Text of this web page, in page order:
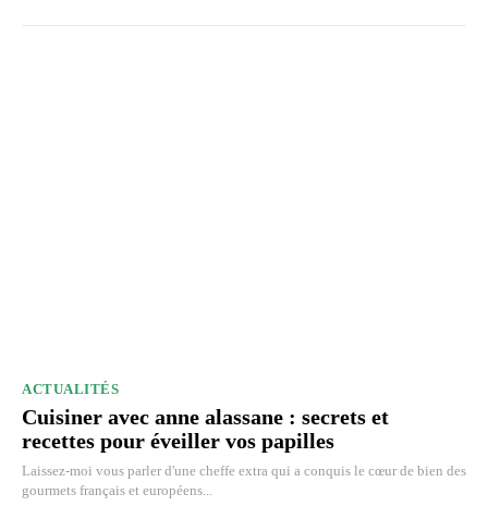
ACTUALITÉS
Cuisiner avec anne alassane : secrets et
recettes pour éveiller vos papilles
Laissez-moi vous parler d'une cheffe extra qui a conquis le cœur de bien des
gourmets français et européens...